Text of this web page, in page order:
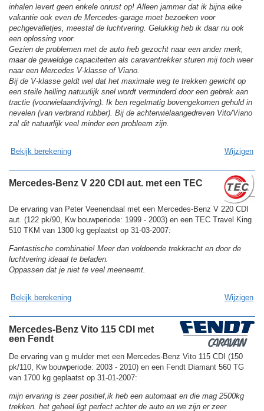
inhalen levert geen enkele onrust op! Alleen jammer dat ik bijna elke
vakantie ook even de Mercedes-garage moet bezoeken voor
pechgevalletjes, meestal de luchtvering. Gelukkig heb ik daar nu ook
een oplossing voor.
Gezien de problemen met de auto heb gezocht naar een ander merk,
maar de geweldige capaciteiten als caravantrekker sturen mij toch weer
naar een Mercedes V-klasse of Viano.
Bij de V-klasse geldt wel dat het maximale weg te trekken gewicht op
een steile helling natuurlijk snel wordt verminderd door een gebrek aan
tractie (voorwielaandrijving). Ik ben regelmatig bovengekomen gehuld in
nevelen (van verbrand rubber). Bij de achterwielaangedreven Vito/Viano
zal dit natuurlijk veel minder een probleem zijn.
Bekijk berekening Wijzigen
Mercedes-Benz V 220 CDI aut. met een TEC
De ervaring van Peter Veenendaal met een Mercedes-Benz V 220 CDI
aut. (122 pk/90, Kw bouwperiode: 1999 - 2003) en een TEC Travel King
510 TKM van 1300 kg geplaatst op 31-03-2007:
Fantastische combinatie! Meer dan voldoende trekkracht en door de
luchtvering ideaal te beladen.
Oppassen dat je niet te veel meeneemt.
Bekijk berekening Wijzigen
Mercedes-Benz Vito 115 CDI met
een Fendt
De ervaring van g mulder met een Mercedes-Benz Vito 115 CDI (150
pk/110, Kw bouwperiode: 2003 - 2010) en een Fendt Diamant 560 TG
van 1700 kg geplaatst op 31-01-2007:
mijn ervaring is zeer positief,ik heb een automaat en die mag 2500kg
trekken. het geheel ligt perfect achter de auto en we zijn er zeer